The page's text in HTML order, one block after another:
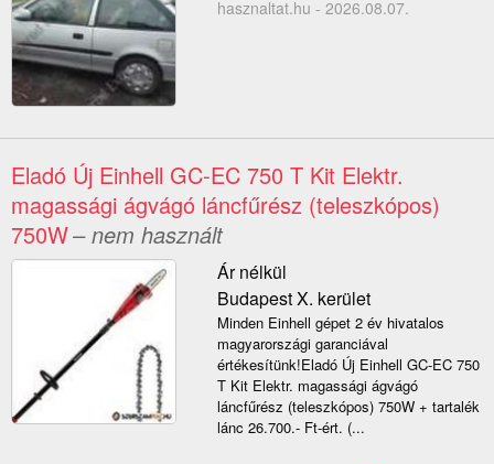
hasznaltat.hu - 2026.08.07.
Eladó Új Einhell GC-EC 750 T Kit Elektr.
magassági ágvágó láncfűrész (teleszkópos)
750W– nem használt
Ár nélkül
Budapest X. kerület
Minden Einhell gépet 2 év hivatalos
magyarországi garanciával
értékesítünk!Eladó Új Einhell GC-EC 750
T Kit Elektr. magassági ágvágó
láncfűrész (teleszkópos) 750W + tartalék
lánc 26.700.- Ft-ért. (...